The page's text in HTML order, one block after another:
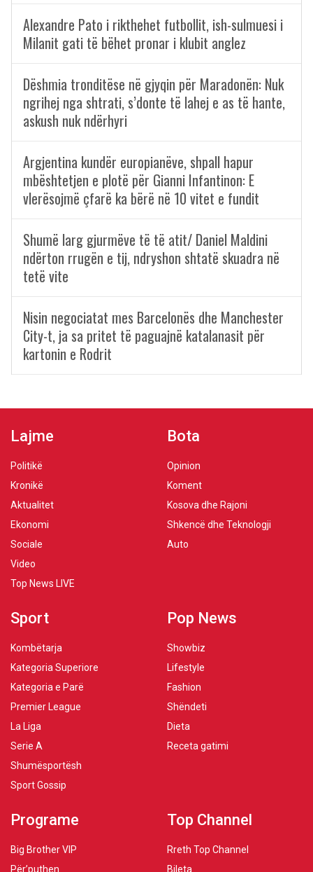
Alexandre Pato i rikthehet futbollit, ish-sulmuesi i
Milanit gati të bëhet pronar i klubit anglez
Dëshmia tronditëse në gjyqin për Maradonën: Nuk
ngrihej nga shtrati, s’donte të lahej e as të hante,
askush nuk ndërhyri
Argjentina kundër europianëve, shpall hapur
mbështetjen e plotë për Gianni Infantinon: E
vlerësojmë çfarë ka bërë në 10 vitet e fundit
Shumë larg gjurmëve të të atit/ Daniel Maldini
ndërton rrugën e tij, ndryshon shtatë skuadra në
tetë vite
Nisin negociatat mes Barcelonës dhe Manchester
City-t, ja sa pritet të paguajnë katalanasit për
kartonin e Rodrit
Lajme
Politikë
Kronikë
Aktualitet
Ekonomi
Sociale
Video
Top News LIVE
Bota
Opinion
Koment
Kosova dhe Rajoni
Shkencë dhe Teknologji
Auto
Sport
Kombëtarja
Kategoria Superiore
Kategoria e Parë
Premier League
La Liga
Serie A
Shumësportësh
Sport Gossip
Pop News
Showbiz
Lifestyle
Fashion
Shëndeti
Dieta
Receta gatimi
Programe
Big Brother VIP
Për’puthen
Top Channel
Rreth Top Channel
Bileta